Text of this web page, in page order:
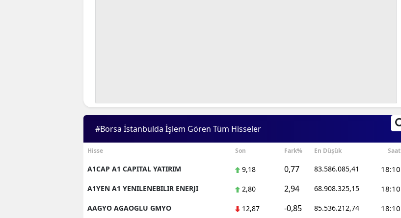
#Borsa İstanbulda İşlem Gören Tüm Hisseler
Hisse Son Fark% En Düşük Saat
A1CAP A1 CAPITAL YATIRIM 9,18 0,77 83.586.085,41 18:10
A1YEN A1 YENILENEBILIR ENERJI 2,80 2,94 68.908.325,15 18:10
AAGYO AGAOGLU GMYO 12,87 -0,85 85.536.212,74 18:10